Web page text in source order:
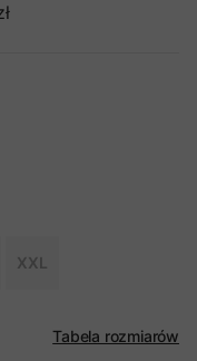
XXL
Tabela rozmiarów